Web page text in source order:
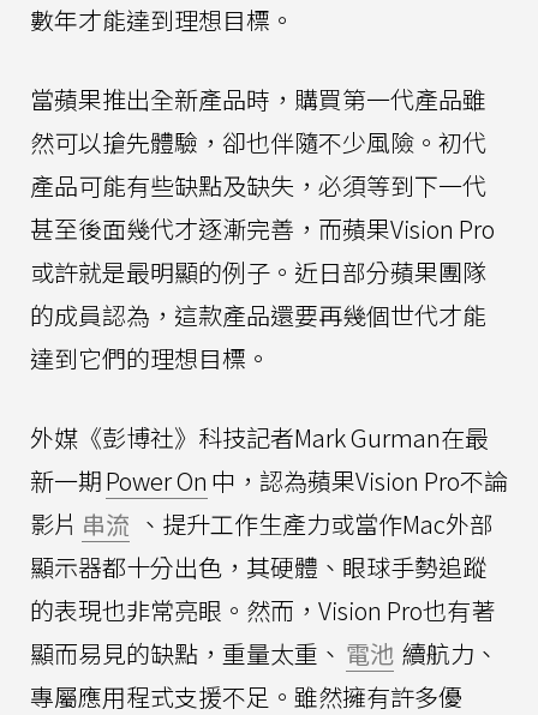
數年才能達到理想目標。
當蘋果推出全新產品時，購買第一代產品雖
然可以搶先體驗，卻也伴隨不少風險。初代
產品可能有些缺點及缺失，必須等到下一代
甚至後面幾代才逐漸完善，而蘋果Vision Pro
或許就是最明顯的例子。近日部分蘋果團隊
的成員認為，這款產品還要再幾個世代才能
達到它們的理想目標。
外媒《彭博社》科技記者Mark Gurman在最
新一期Power On 中，認為蘋果Vision Pro不論
影片 串流 、提升工作生產力或當作Mac外部
顯示器都十分出色，其硬體、眼球手勢追蹤
的表現也非常亮眼。然而，Vision Pro也有著
顯而易見的缺點，重量太重、 電池 續航力、
專屬應用程式支援不足。雖然擁有許多優